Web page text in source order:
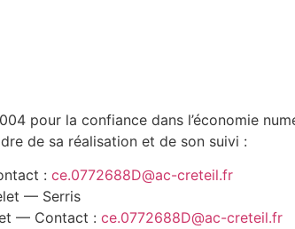
pour la confiance dans l’économie
de sa réalisation et de son suivi :
: ce.0772688D@ac-creteil.fr
— Serris
— Contact : ce.0772688D@ac-creteil.fr